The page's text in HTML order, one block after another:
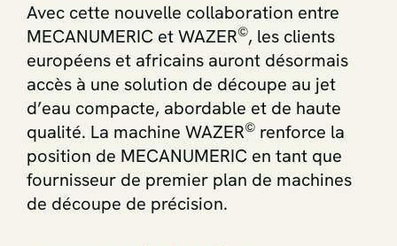
Avec cette nouvelle collaboration entre
MECANUMERIC et WAZER©, les clients
européens et africains auront désormais
accès à une solution de découpe au jet
d’eau compacte, abordable et de haute
qualité. La machine WAZER© renforce la
position de MECANUMERIC en tant que
fournisseur de premier plan de machines
de découpe de précision.